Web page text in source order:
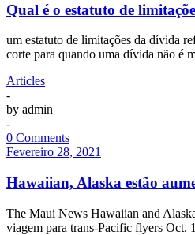
Qual é o estatuto de
um estatuto de limitações da dívida
corte para quando uma dívida não é
Articles
-
by admin
-
0 Comments
Fevereiro 28, 2021
Hawaiian, Alaska estão
The Maui News Hawaiian and
viagem para trans-Pacific flyers